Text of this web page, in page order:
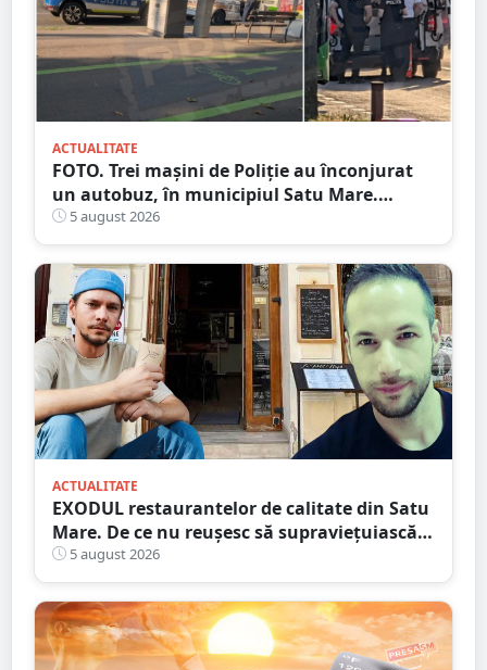
ACTUALITATE
FOTO. Trei mașini de Poliție au înconjurat
un autobuz, în municipiul Satu Mare.
Ambulanța, la fața locului
5 august 2026
ACTUALITATE
EXODUL restaurantelor de calitate din Satu
Mare. De ce nu reușesc să supraviețuiască
localurile cu adevărat speciale?
5 august 2026